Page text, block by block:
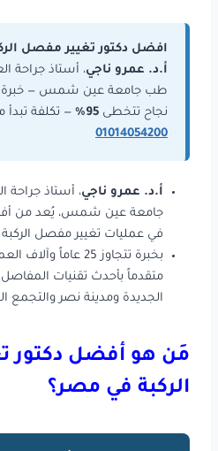
أ.د. عمرو ناجي، أستاذ جراحة
طب جامعة عين شمس — خبرة
نجاح تتخطى 95% — تكلفة تبدأ
01014054200
أ.د. عمرو ناجي، أستاذ
جامعة عين شمس، يُعد من
في عمليات تغيير مفصل
بخبرة تتجاوز 25 عاماً
متقدماً بأحدث تقنيات
الجديدة ومدينة نصر والتجمع
مَن هو أفضل دكتور
الركبة في مصر؟